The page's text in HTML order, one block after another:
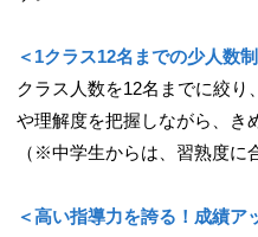
＜1クラス12名までの少人数
クラス人数を12名までに絞り
や理解度を把握しながら、き
（※中学生からは、習熟度に
＜高い指導力を誇る！成績ア